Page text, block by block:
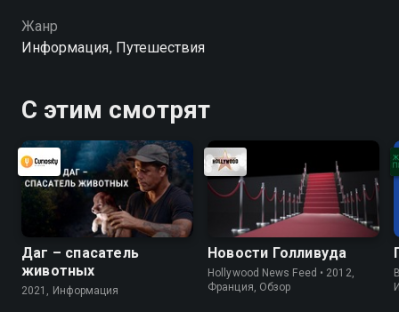
Жанр
Информация, Путешествия
С этим смотрят
Даг – спасатель
животных
2021, Информация
Новости Голливуда
Hollywood News Feed • 2012,
Франция, Обзор